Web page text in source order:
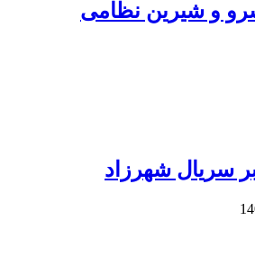
و شیرین نظامی
سریال شهرزاد